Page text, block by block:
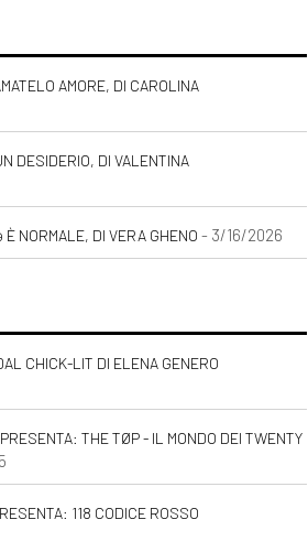
AMORE, DI CAROLINA
DESIDERIO, DI VALENTINA
NORMALE, DI VERA GHENO - 3/16/2026
CHICK-LIT DI ELENA GENERO
THE TØP - IL MONDO DEI TWENTY
118 CODICE ROSSO